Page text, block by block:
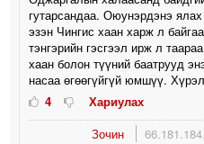
гутарсандаа. Оюунэрдэнэ
эзэн Чингис хаан харж л
тэнгэрийн гэсгээл ирж л
хаан болон түүний баатрууд
насаа өгөөгүйгүй юмшүү.
4
Хариулах
Зочин